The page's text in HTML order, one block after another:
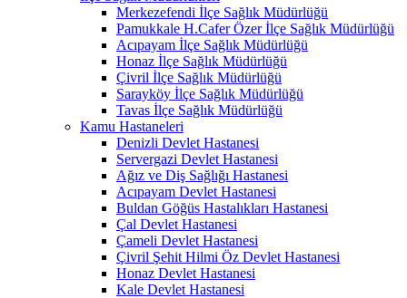
Merkezefendi İlçe Sağlık Müdürlüğü
Pamukkale H.Cafer Özer İlçe Sağlık Müdürlüğü
Acıpayam İlçe Sağlık Müdürlüğü
Honaz İlçe Sağlık Müdürlüğü
Çivril İlçe Sağlık Müdürlüğü
Sarayköy İlçe Sağlık Müdürlüğü
Tavas İlçe Sağlık Müdürlüğü
Kamu Hastaneleri
Denizli Devlet Hastanesi
Servergazi Devlet Hastanesi
Ağız ve Diş Sağlığı Hastanesi
Acıpayam Devlet Hastanesi
Buldan Göğüs Hastalıkları Hastanesi
Çal Devlet Hastanesi
Çameli Devlet Hastanesi
Çivril Şehit Hilmi Öz Devlet Hastanesi
Honaz Devlet Hastanesi
Kale Devlet Hastanesi